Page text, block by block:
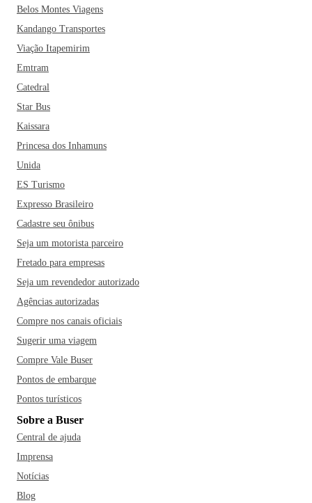
cidade estão ainda o Morro do Ronque, o Restaurante
Paladar, o Rovigo Ristorante e o Coser. Araras é também
uma boa opção para aqueles que buscam um destino
tranquilo para descansar com a família e oferece inúmeras
opções econômicas e confortáveis de hospedagem.
Belos Montes Viagens
Kandango Transportes
Viação Itapemirim
Emtram
Catedral
Star Bus
Kaissara
Princesa dos Inhamuns
Unida
ES Turismo
Expresso Brasileiro
Cadastre seu ônibus
Seja um motorista parceiro
Fretado para empresas
Seja um revendedor autorizado
Agências autorizadas
Compre nos canais oficiais
Sugerir uma viagem
Compre Vale Buser
Pontos de embarque
Pontos turísticos
Sobre a Buser
Central de ajuda
Imprensa
Notícias
Blog